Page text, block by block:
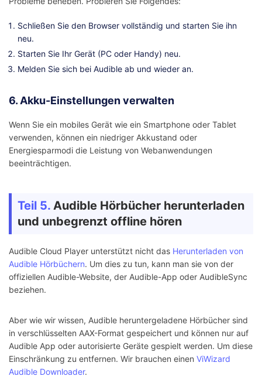
Schließen Sie den Browser vollständig und starten Sie ihn
neu.
Starten Sie Ihr Gerät (PC oder Handy) neu.
Melden Sie sich bei Audible ab und wieder an.
6. Akku-Einstellungen verwalten
Wenn Sie ein mobiles Gerät wie ein Smartphone oder Tablet
verwenden, können ein niedriger Akkustand oder
Energiesparmodi die Leistung von Webanwendungen
beeinträchtigen.
Teil 5. Audible Hörbücher herunterladen
und unbegrenzt offline hören
Audible Cloud Player unterstützt nicht das Herunterladen von
Audible Hörbüchern. Um dies zu tun, kann man sie von der
offiziellen Audible-Website, der Audible-App oder AudibleSync
beziehen.
Aber wie wir wissen, Audible heruntergeladene Hörbücher sind
in verschlüsselten AAX-Format gespeichert und können nur auf
Audible App oder autorisierte Geräte gespielt werden. Um diese
Einschränkung zu entfernen. Wir brauchen einen ViWizard
Audible Downloader.